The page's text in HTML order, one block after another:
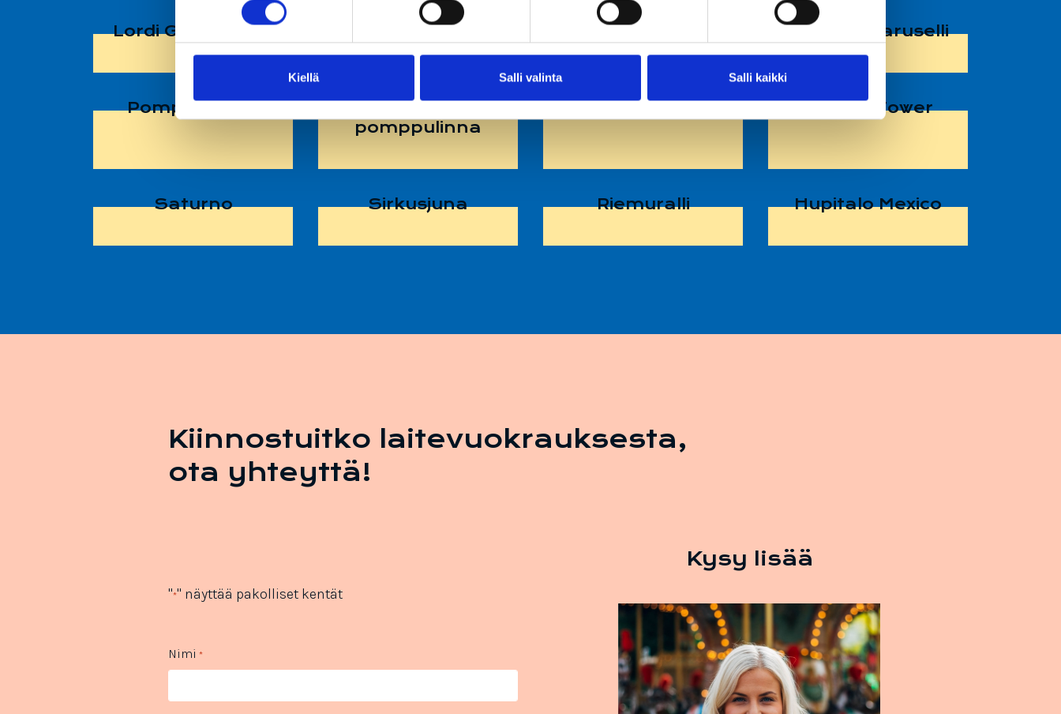
Kiellä Salli valinta Salli kaikki
Lordi Ghost Train Maailmanpyörä Minihevoskaruselli Miniketjukaruselli
Pomppuautot
pomppulinna
Sariola Tower
Saturno Sirkusjuna Riemuralli Hupitalo­ Mexico
Kiinnostuitko laitevuokrauksesta,
ota yhteyttä!
"*" näyttää pakolliset kentät
Nimi *
Kysy lisää